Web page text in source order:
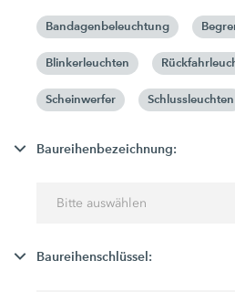
Bandagenbeleuchtung
Blinkerleuchten
Scheinwerfer Schlussleuchten
Baureihenbezeichnung:
Bitte auswählen
Baureihenschlüssel: